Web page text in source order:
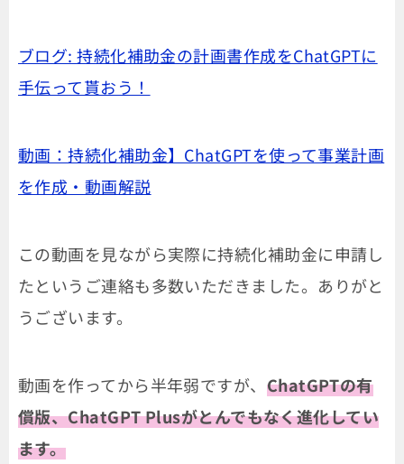
ブログ: 持続化補助金の計画書作成をChatGPTに
手伝って貰おう！
動画：持続化補助金】ChatGPTを使って事業計画
を作成・動画解説
この動画を見ながら実際に持続化補助金に申請し
たというご連絡も多数いただきました。ありがと
うございます。
動画を作ってから半年弱ですが、 ChatGPTの有
償版、ChatGPT Plusがとんでもなく進化してい
ます。